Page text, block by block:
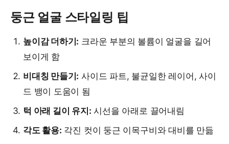
둥근 얼굴 스타일링 팁
높이감 더하기: 크라운 부분의 볼륨이 얼굴을 길어
보이게 함
비대칭 만들기: 사이드 파트, 불균일한 레이어, 사이
드 뱅이 도움이 됨
턱 아래 길이 유지: 시선을 아래로 끌어내림
각도 활용: 각진 컷이 둥근 이목구비와 대비를 만듦